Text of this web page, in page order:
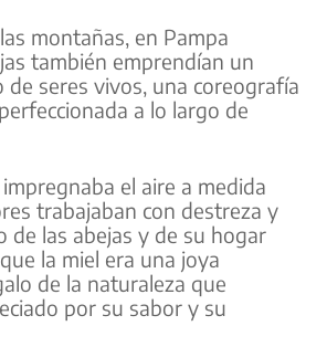
montañas, en Pampa
también emprendían un
de seres vivos, una coreografía
a lo largo de
el aire a medida
trabajaban con destreza y
de las abejas y de su hogar
la miel era una joya
de la naturaleza que
por su sabor y su